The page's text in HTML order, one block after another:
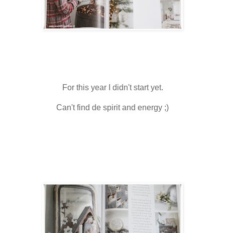
For this year I didn't start yet.
Can't find de spirit and energy ;)